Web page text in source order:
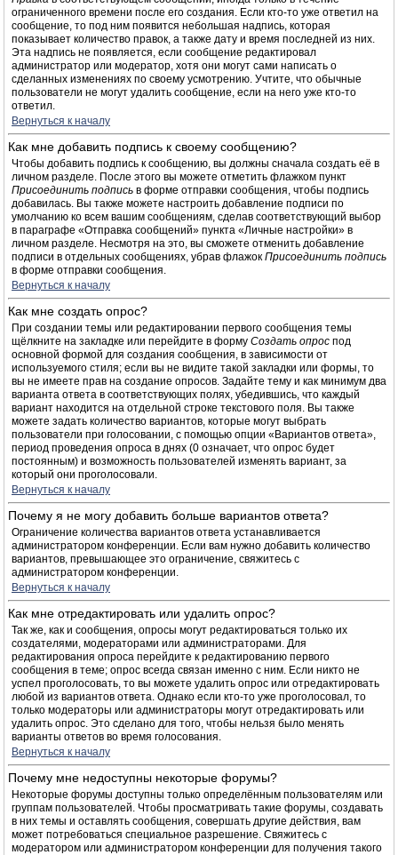
ограниченного времени после его создания. Если кто-то уже ответил на
сообщение, то под ним появится небольшая надпись, которая
показывает количество правок, а также дату и время последней из них.
Эта надпись не появляется, если сообщение редактировал
администратор или модератор, хотя они могут сами написать о
сделанных изменениях по своему усмотрению. Учтите, что обычные
пользователи не могут удалить сообщение, если на него уже кто-то
ответил.
Вернуться к началу
Как мне добавить подпись к своему сообщению?
Чтобы добавить подпись к сообщению, вы должны сначала создать её в
личном разделе. После этого вы можете отметить флажком пункт
Присоединить подпись в форме отправки сообщения, чтобы подпись
добавилась. Вы также можете настроить добавление подписи по
умолчанию ко всем вашим сообщениям, сделав соответствующий выбор
в параграфе «Отправка сообщений» пункта «Личные настройки» в
личном разделе. Несмотря на это, вы сможете отменить добавление
подписи в отдельных сообщениях, убрав флажок Присоединить подпись
в форме отправки сообщения.
Вернуться к началу
Как мне создать опрос?
При создании темы или редактировании первого сообщения темы
щёлкните на закладке или перейдите в форму Создать опрос под
основной формой для создания сообщения, в зависимости от
используемого стиля; если вы не видите такой закладки или формы, то
вы не имеете прав на создание опросов. Задайте тему и как минимум два
варианта ответа в соответствующих полях, убедившись, что каждый
вариант находится на отдельной строке текстового поля. Вы также
можете задать количество вариантов, которые могут выбрать
пользователи при голосовании, с помощью опции «Вариантов ответа»,
период проведения опроса в днях (0 означает, что опрос будет
постоянным) и возможность пользователей изменять вариант, за
который они проголосовали.
Вернуться к началу
Почему я не могу добавить больше вариантов ответа?
Ограничение количества вариантов ответа устанавливается
администратором конференции. Если вам нужно добавить количество
вариантов, превышающее это ограничение, свяжитесь с
администратором конференции.
Вернуться к началу
Как мне отредактировать или удалить опрос?
Так же, как и сообщения, опросы могут редактироваться только их
создателями, модераторами или администраторами. Для
редактирования опроса перейдите к редактированию первого
сообщения в теме; опрос всегда связан именно с ним. Если никто не
успел проголосовать, то вы можете удалить опрос или отредактировать
любой из вариантов ответа. Однако если кто-то уже проголосовал, то
только модераторы или администраторы могут отредактировать или
удалить опрос. Это сделано для того, чтобы нельзя было менять
варианты ответов во время голосования.
Вернуться к началу
Почему мне недоступны некоторые форумы?
Некоторые форумы доступны только определённым пользователям или
группам пользователей. Чтобы просматривать такие форумы, создавать
в них темы и оставлять сообщения, совершать другие действия, вам
может потребоваться специальное разрешение. Свяжитесь с
модератором или администратором конференции для получения такого